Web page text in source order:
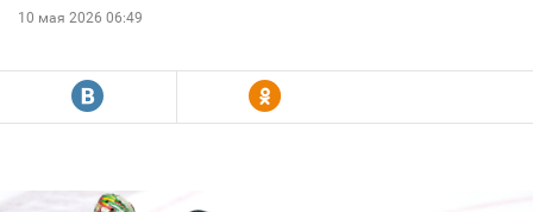
10 мая 2026 06:49
R Y